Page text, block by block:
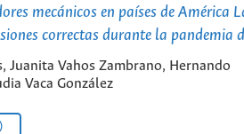
mecánicos en países de América
correctas durante la pandemia
Juanita Vahos Zambrano, Hernando
Vaca González